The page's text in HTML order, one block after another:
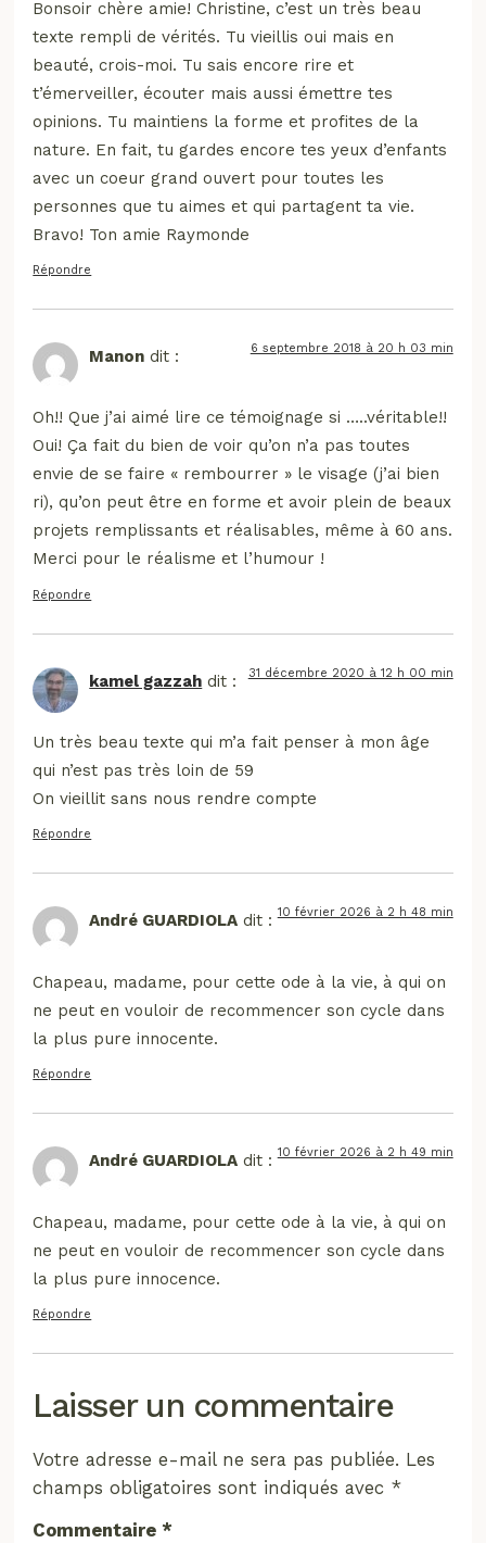
Bonsoir chère amie! Christine, c’est un très beau
texte rempli de vérités. Tu vieillis oui mais en
beauté, crois-moi. Tu sais encore rire et
t’émerveiller, écouter mais aussi émettre tes
opinions. Tu maintiens la forme et profites de la
nature. En fait, tu gardes encore tes yeux d’enfants
avec un coeur grand ouvert pour toutes les
personnes que tu aimes et qui partagent ta vie.
Bravo! Ton amie Raymonde
Répondre
Manon dit : 6 septembre 2018 à 20 h 03 min
Oh!! Que j’ai aimé lire ce témoignage si …..véritable!!
Oui! Ça fait du bien de voir qu’on n’a pas toutes
envie de se faire « rembourrer » le visage (j’ai bien
ri), qu’on peut être en forme et avoir plein de beaux
projets remplissants et réalisables, même à 60 ans.
Merci pour le réalisme et l’humour !
Répondre
kamel gazzah dit : 31 décembre 2020 à 12 h 00 min
Un très beau texte qui m’a fait penser à mon âge
qui n’est pas très loin de 59
On vieillit sans nous rendre compte
Répondre
André GUARDIOLA dit : 10 février 2026 à 2 h 48 min
Chapeau, madame, pour cette ode à la vie, à qui on
ne peut en vouloir de recommencer son cycle dans
la plus pure innocente.
Répondre
André GUARDIOLA dit : 10 février 2026 à 2 h 49 min
Chapeau, madame, pour cette ode à la vie, à qui on
ne peut en vouloir de recommencer son cycle dans
la plus pure innocence.
Répondre
Laisser un commentaire
Votre adresse e-mail ne sera pas publiée. Les
champs obligatoires sont indiqués avec *
Commentaire*